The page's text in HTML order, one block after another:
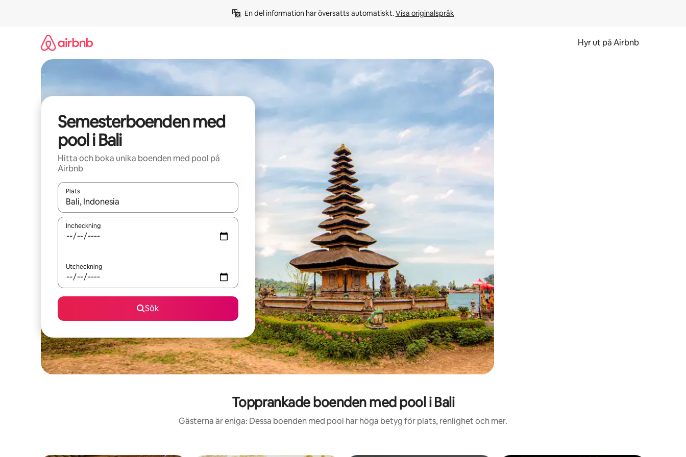
En del information har översatts automatiskt. Visa originalspråk
Hyr ut på Airbnb
Semesterboenden med
pool i Bali
Hitta och boka unika boenden med pool på
Airbnb
Plats
När resultaten är tillgängliga kan du navigera med upp- och nedåtpilarna eller utforska genom att trycka eller svepa.
Incheckning
Utcheckning
Sök
Topprankade boenden med pool i Bali
Gästerna är eniga: Dessa boenden med pool har höga betyg för plats, renlighet och mer.